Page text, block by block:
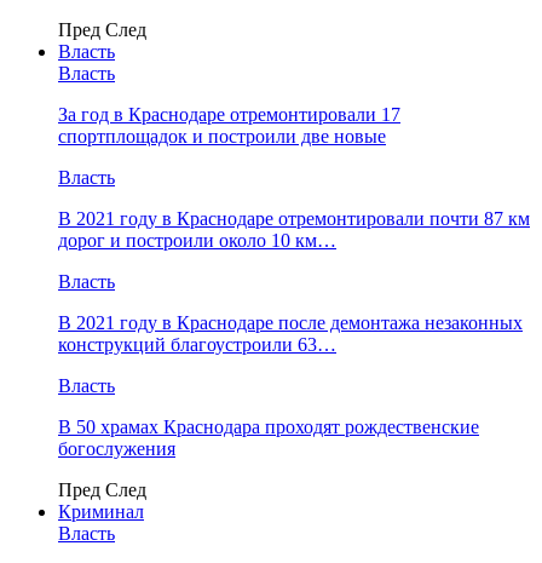
Пред След
Власть
Власть
За год в Краснодаре отремонтировали 17
спортплощадок и построили две новые
Власть
В 2021 году в Краснодаре отремонтировали почти 87 км
дорог и построили около 10 км…
Власть
В 2021 году в Краснодаре после демонтажа незаконных
конструкций благоустроили 63…
Власть
В 50 храмах Краснодара проходят рождественские
богослужения
Пред След
Криминал
Власть